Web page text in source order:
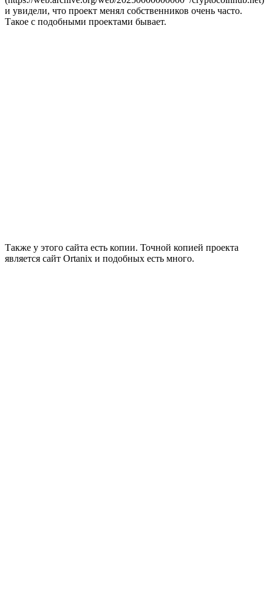
и увидели, что проект менял собственников очень часто.
Такое с подобными проектами бывает.
Также у этого сайта есть копии. Точной копией проекта
является сайт Ortanix и подобных есть много.